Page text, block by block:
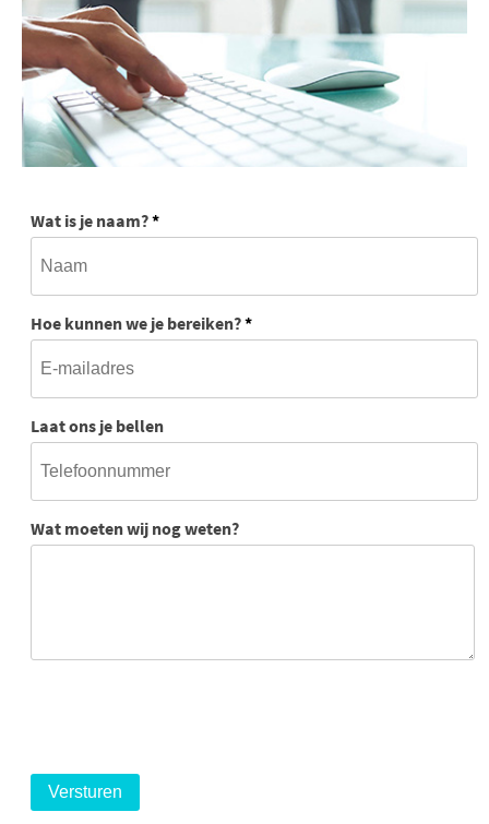
Wat is je naam?*
Hoe kunnen we je bereiken?*
Laat ons je bellen
Wat moeten wij nog weten?